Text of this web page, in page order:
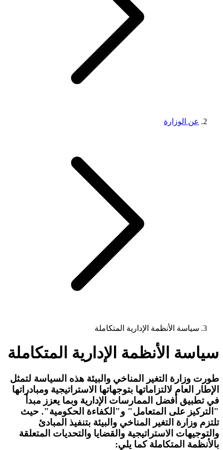
عن الوزارة
سياسة الأنظمة الإدارية المتكاملة
سياسة الأنظمة الإدارية المتكاملة
طورت وزارة التغير المناخي والبيئة هذه السياسة لتمثل
الإطار العام لالتزاماتها بتوجهاتها الاستراتيجية ومبادراتها
في تطبيق أفضل الممارسات الإدارية وبما يعزز مبدأ
"التركيز على المتعامل" و"الكفاءة الحكومية". حيث
تلتزم وزارة التغير المناخي والبيئة بتنفيذ المبادئ
والتوجيهات الاستراتيجية والقضايا والتحديات المتعلقة
بالأنظمة المتكاملة كما يلي: